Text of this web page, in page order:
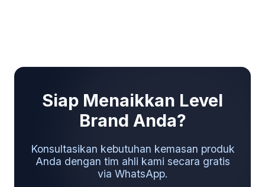
Siap Menaikkan Level
Brand Anda?
Konsultasikan kebutuhan kemasan produk
Anda dengan tim ahli kami secara gratis
via WhatsApp.